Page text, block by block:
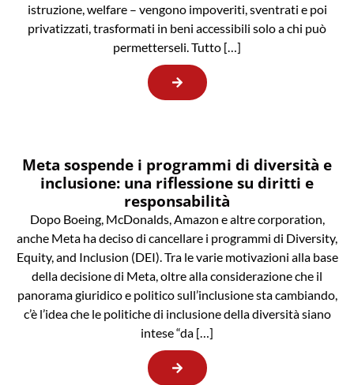
istruzione, welfare – vengono impoveriti, sventrati e poi
privatizzati, trasformati in beni accessibili solo a chi può
permetterseli. Tutto […]
Meta sospende i programmi di diversità e
inclusione: una riflessione su diritti e
responsabilità
Dopo Boeing, McDonalds, Amazon e altre corporation,
anche Meta ha deciso di cancellare i programmi di Diversity,
Equity, and Inclusion (DEI). Tra le varie motivazioni alla base
della decisione di Meta, oltre alla considerazione che il
panorama giuridico e politico sull’inclusione sta cambiando,
c’è l’idea che le politiche di inclusione della diversità siano
intese “da […]